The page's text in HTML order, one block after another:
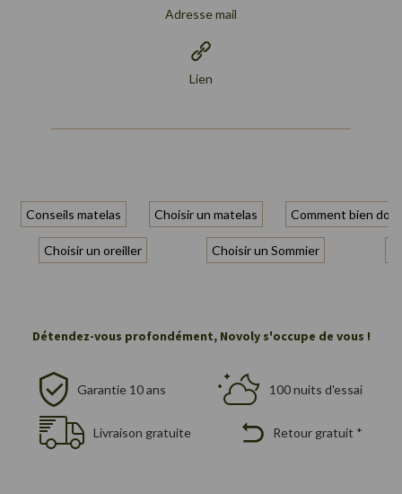
Adresse mail
Lien
Conseils matelas Choisir un matelas Comment bien
Choisir un oreiller Choisir un Sommier
Détendez-vous profondément, Novoly s'occupe de vous !
Garantie 10 ans 100 nuits d'essai
Livraison gratuite Retour gratuit *